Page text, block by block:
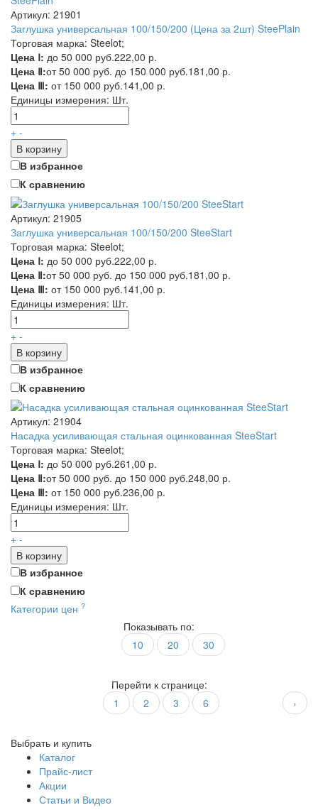
Артикул: 21901
Заглушка универсальная 100/150/200 (Цена за 2шт) SteePlain
Торговая марка: Steelot;
Цена Ⅰ: до 50 000 руб.222,00 р.
Цена Ⅱ:от 50 000 руб. до 150 000 руб.181,00 р.
Цена Ⅲ: от 150 000 руб.141,00 р.
Единицы измерения: Шт.
+ -
В корзину
В избранное
К сравнению
Артикул: 21905
Заглушка универсальная 100/150/200 SteeStart
Торговая марка: Steelot;
Цена Ⅰ: до 50 000 руб.222,00 р.
Цена Ⅱ:от 50 000 руб. до 150 000 руб.181,00 р.
Цена Ⅲ: от 150 000 руб.141,00 р.
Единицы измерения: Шт.
+ -
В корзину
В избранное
К сравнению
Артикул: 21904
Насадка усиливающая стальная оцинкованная SteeStart
Торговая марка: Steelot;
Цена Ⅰ: до 50 000 руб.261,00 р.
Цена Ⅱ:от 50 000 руб. до 150 000 руб.248,00 р.
Цена Ⅲ: от 150 000 руб.236,00 р.
Единицы измерения: Шт.
+ -
В корзину
В избранное
К сравнению
Категории цен ?
Показывать по:
10
20 30
Перейти к странице:
1
2 3 ›
6
Выбрать и купить
Каталог
Прайс-лист
Акции
Статьи и Видео